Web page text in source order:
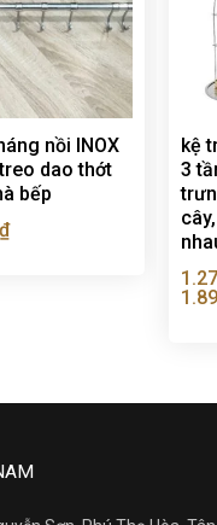
nồi INOX
dao thớt
bếp
kệ
3